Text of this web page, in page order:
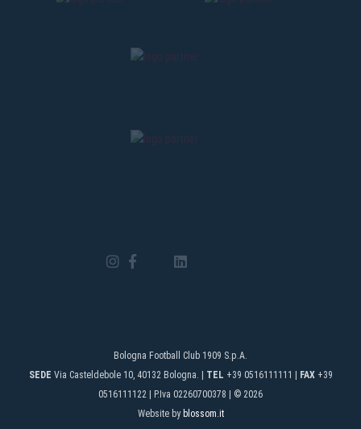
Bologna Football Club 1909 S.p.A.
SEDE Via Casteldebole 10, 40132 Bologna. | TEL +39 0516111111 | FAX+39
0516111122 | P.Iva 02260700378 | © 2026
Website by blossom.it